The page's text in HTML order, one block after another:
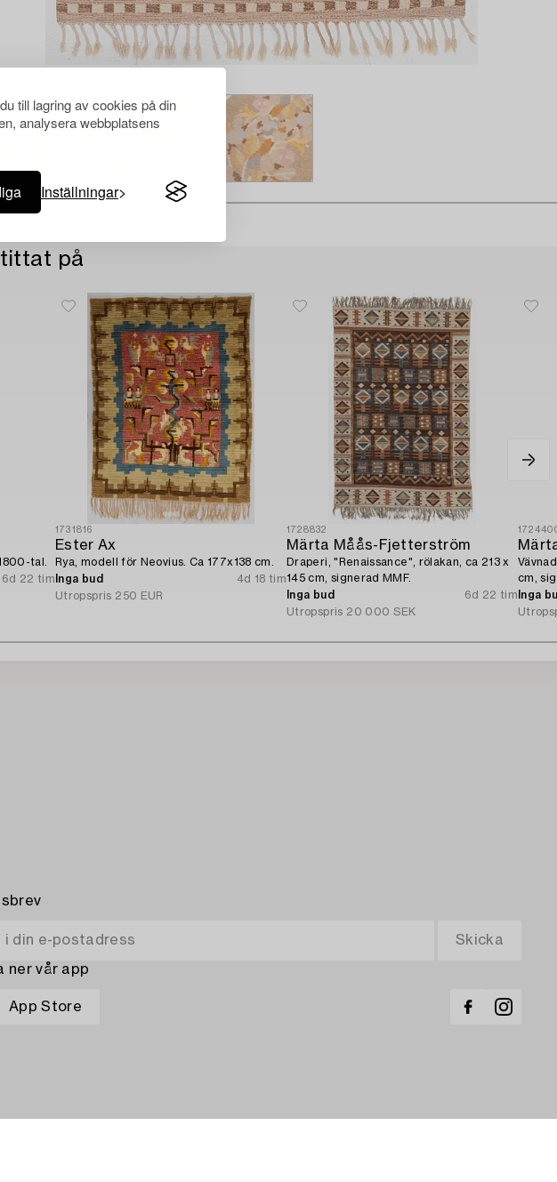
till lagring av cookies på din
analysera webbplatsens
Inställningar
på
tal.
6d 22 tim
1731816
Ester Ax
Rya, modell för Neovius. Ca 177x138 cm.
Inga bud
4d 18 tim
Utropspris 250 EUR
1728832
Märta Måås-Fjetterström
Draperi, "Renaissance", rölakan, ca 213 x
145 cm, signerad MMF.
Inga bud
6d 22 tim
Utropspris 20 000 SEK
cm,
Inga
ner vår app
App Store